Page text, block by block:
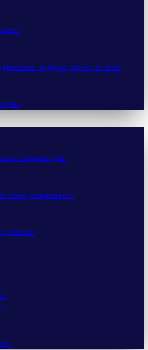
i wygrywaj nagrody w handlu
tylko
na rynku krypto
w jednym miejscu
fundusze.